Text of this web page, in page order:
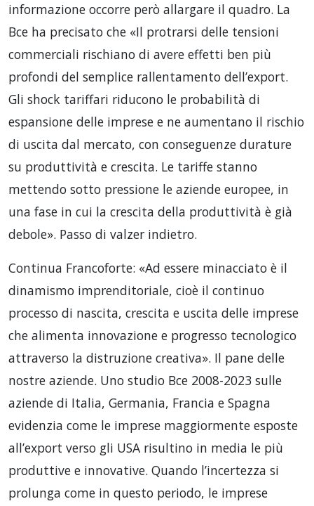
informazione occorre però allargare il quadro. La
Bce ha precisato che «Il protrarsi delle tensioni
commerciali rischiano di avere effetti ben più
profondi del semplice rallentamento dell’export.
Gli shock tariffari riducono le probabilità di
espansione delle imprese e ne aumentano il rischio
di uscita dal mercato, con conseguenze durature
su produttività e crescita. Le tariffe stanno
mettendo sotto pressione le aziende europee, in
una fase in cui la crescita della produttività è già
debole». Passo di valzer indietro.
Continua Francoforte: «Ad essere minacciato è il
dinamismo imprenditoriale, cioè il continuo
processo di nascita, crescita e uscita delle imprese
che alimenta innovazione e progresso tecnologico
attraverso la distruzione creativa». Il pane delle
nostre aziende. Uno studio Bce 2008-2023 sulle
aziende di Italia, Germania, Francia e Spagna
evidenzia come le imprese maggiormente esposte
all’export verso gli USA risultino in media le più
produttive e innovative. Quando l’incertezza si
prolunga come in questo periodo, le imprese